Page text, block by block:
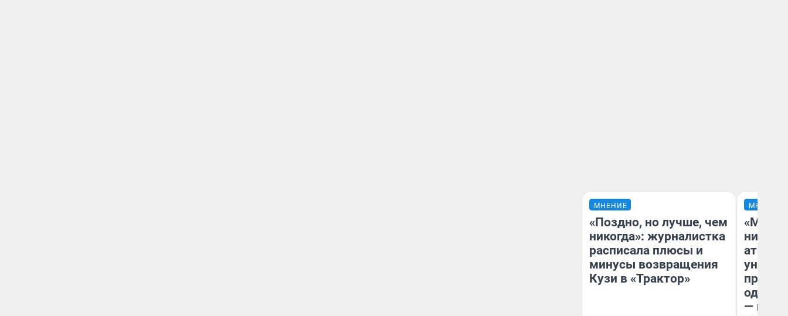
МНЕНИЕ
«Поздно, но лучше, чем
никогда»: журналистка
расписала плюсы и
минусы возвращения
Кузи в «Трактор»
МНЕНИЕ
атаки
—